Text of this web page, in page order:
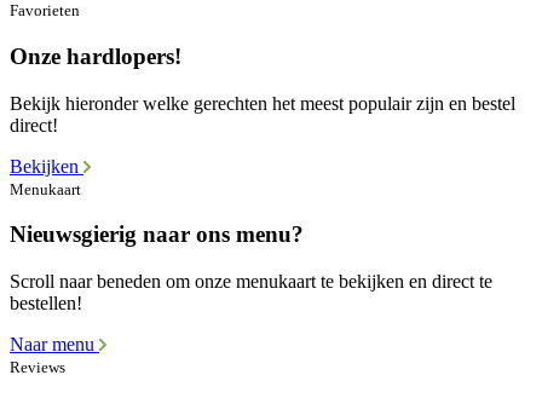
Favorieten
Onze hardlopers!
Bekijk hieronder welke gerechten het meest populair zijn en bestel
direct!
Bekijken
Menukaart
Nieuwsgierig naar ons menu?
Scroll naar beneden om onze menukaart te bekijken en direct te
bestellen!
Naar menu
Reviews